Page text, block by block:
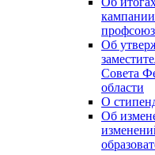
Об
Совета
области
О
Об